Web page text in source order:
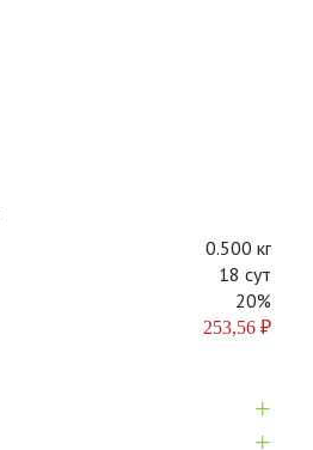
0.500 кг
18 сут
20%
253,56 ₽
+
+